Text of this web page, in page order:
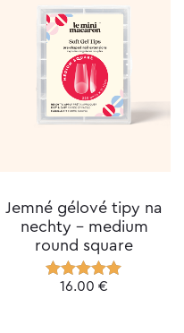
Jemné gélové tipy na
nechty – medium
round square
Hodnotenie
16.00 €